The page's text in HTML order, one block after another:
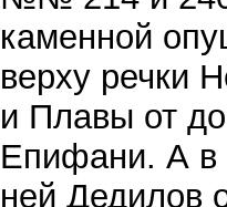
каменной
верху речки
и Плавы от
Епифани. А в
ней Дедилов